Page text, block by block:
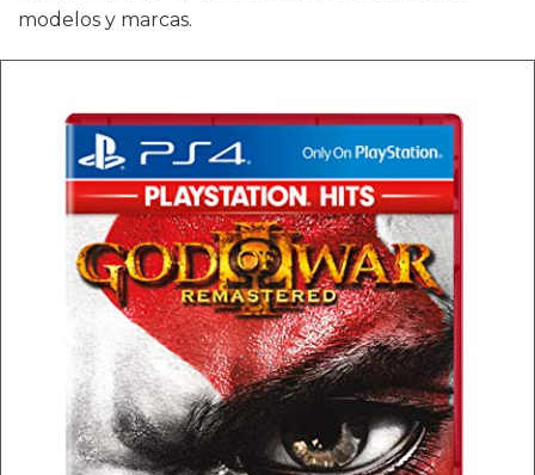
modelos y marcas.